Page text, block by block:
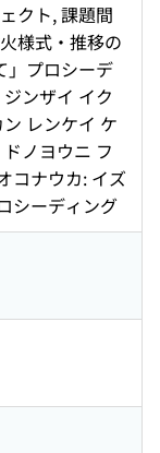
クト, 課題間
様式・推移の
」プロシーデ
ンザイ イク
レンケイ ケ
ノヨウニ フ
コナウカ: イズ
シーディング